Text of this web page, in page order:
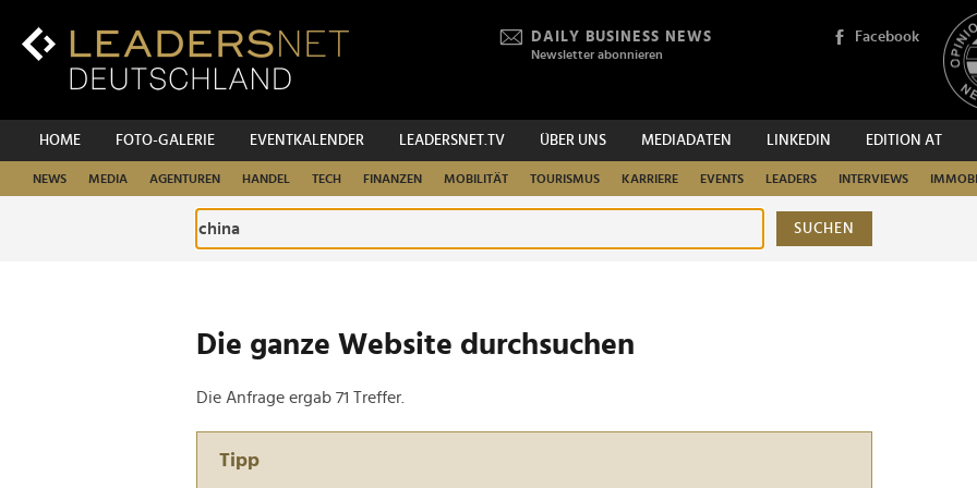
Inhalt
DAILY BUSINESS NEWS
Newsletter abonnieren
Facebook
HOME FOTO-GALERIE EVENTKALENDER LEADERSNET.TV ÜBER UNS MEDIADATEN LINKEDIN EDITION AT
NEWS MEDIA AGENTUREN HANDEL TECH FINANZEN MOBILITÄT TOURISMUS KARRIERE EVENTS LEADERS INTERVIEWS
SUCHEN
Die ganze Website durchsuchen
Die Anfrage ergab 71 Treffer.
Tipp